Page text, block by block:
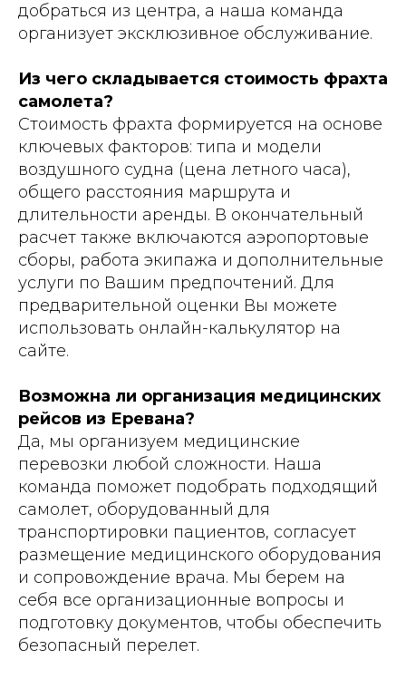
добраться из центра, а наша команда
организует эксклюзивное обслуживание.
Из чего складывается стоимость фрахта
самолета?
Стоимость фрахта формируется на основе
ключевых факторов: типа и модели
воздушного судна (цена летного часа),
общего расстояния маршрута и
длительности аренды. В окончательный
расчет также включаются аэропортовые
сборы, работа экипажа и дополнительные
услуги по Вашим предпочтений. Для
предварительной оценки Вы можете
использовать онлайн-калькулятор на
сайте.
Возможна ли организация медицинских
рейсов из Еревана?
Да, мы организуем медицинские
перевозки любой сложности. Наша
команда поможет подобрать подходящий
самолет, оборудованный для
транспортировки пациентов, согласует
размещение медицинского оборудования
и сопровождение врача. Мы берем на
себя все организационные вопросы и
подготовку документов, чтобы обеспечить
безопасный перелет.